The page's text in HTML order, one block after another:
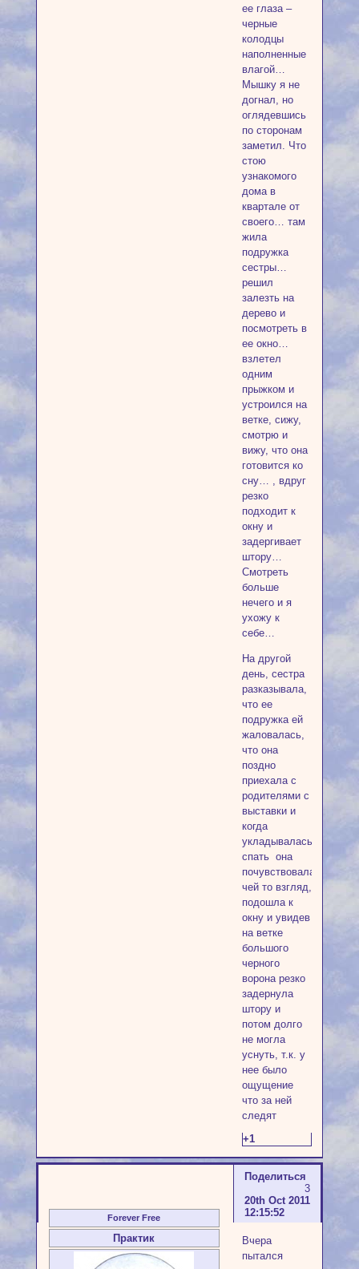
ее глаза –
черные
колодцы
наполненные
влагой…
Мышку я не
догнал, но
оглядевшись
по сторонам
заметил. Что
стою
узнакомого
дома в
квартале от
своего… там
жила
подружка
сестры…
решил
залезть на
дерево и
посмотреть в
ее окно…
взлетел
одним
прыжком и
устроился на
ветке, сижу,
смотрю и
вижу, что она
готовится ко
сну… , вдруг
резко
подходит к
окну и
задергивает
штору…
Смотреть
больше
нечего и я
ухожу к
себе…
На другой
день, сестра
разказывала,
что ее
подружка ей
жаловалась,
что она
поздно
приехала с
родителями с
выставки и
когда
укладывалась
спать она
почувствовала
чей то взгляд,
подошла к
окну и увидев
на ветке
большого
черного
ворона резко
задернула
штору и
потом долго
не могла
уснуть, т.к. у
нее было
ощущение
что за ней
следят
+1
Поделиться
3
20th Oct 2011
12:15:52
Forever Free
Практик
Вчера
пытался